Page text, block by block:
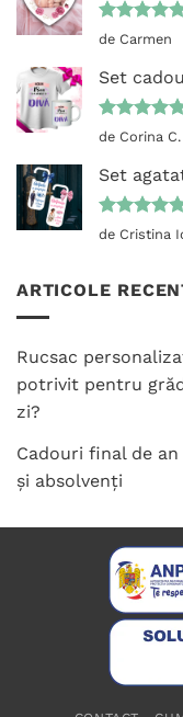
Evaluat la
de Carmen
Set
Evaluat la
de Corina C.
Set
Evaluat la
de Cristina
ARTICOLE
Rucsac
potrivit pentru
zi?
Cadouri final de
și absolvenți